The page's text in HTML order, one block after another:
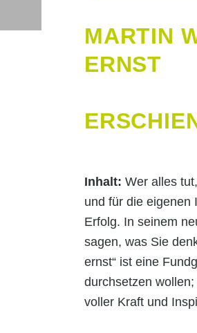
MARTIN
ERNST
Inhalt: Wer alles
und für die eigenen
Erfolg. In seinem
sagen, was Sie
ernst“ ist eine
durchsetzen
voller Kraft und